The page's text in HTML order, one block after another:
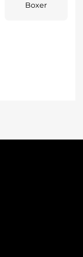
Boxer